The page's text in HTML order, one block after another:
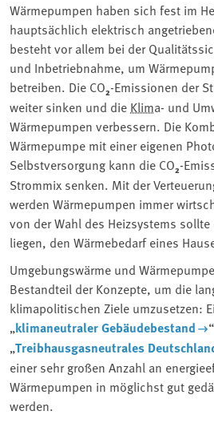
Wärmepumpen haben sich fest im
hauptsächlich elektrisch
besteht vor allem bei der
und Inbetriebnahme, um
betreiben. Die CO₂-Emissionen der
weiter sinken und die ⁠ Klima⁠- und
Wärmepumpen verbessern. Die
Wärmepumpe mit einer eigenen
Selbstversorgung kann die CO₂-
Strommix senken. Mit der
werden Wärmepumpen immer
von der Wahl des Heizsystems
liegen, den Wärmebedarf eines
Umgebungswärme und
Bestandteil der Konzepte, um die
klimapolitischen Ziele umzusetzen:
„klimaneutraler Gebäudebestand
„Treibhausgasneutrales
einer sehr großen Anzahl an
Wärmepumpen in möglichst gut
werden.